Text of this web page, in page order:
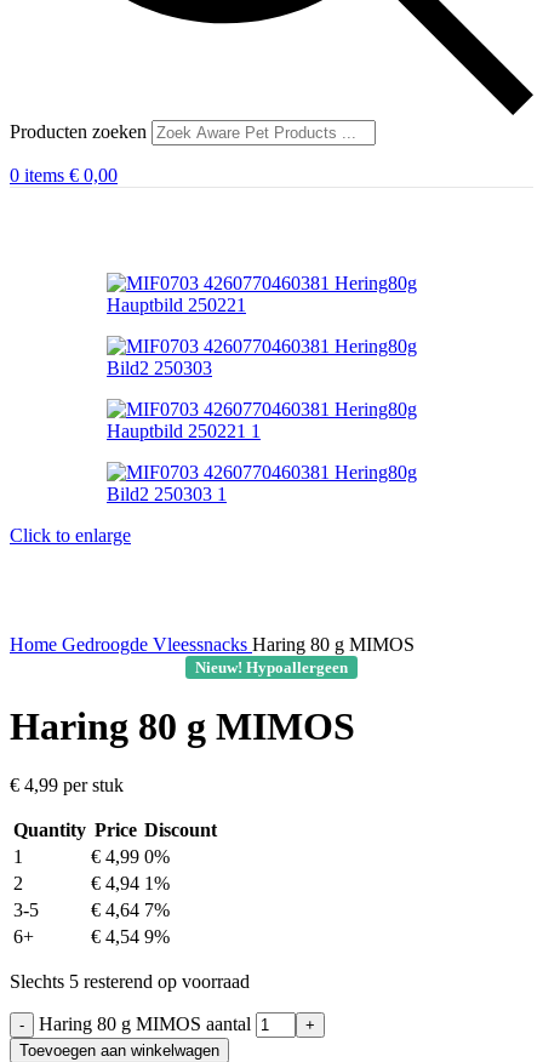
Producten zoeken
0 items € 0,00
Click to enlarge
Home Gedroogde Vleessnacks Haring 80 g MIMOS
Nieuw! Hypoallergeen
Haring 80 g MIMOS
€ 4,99 per stuk
Quantity Price Discount
1
€ 4,99 0%
2
€ 4,94 1%
3-5
€ 4,64 7%
6+
€ 4,54 9%
Slechts 5 resterend op voorraad
Haring 80 g MIMOS aantal
Toevoegen aan winkelwagen